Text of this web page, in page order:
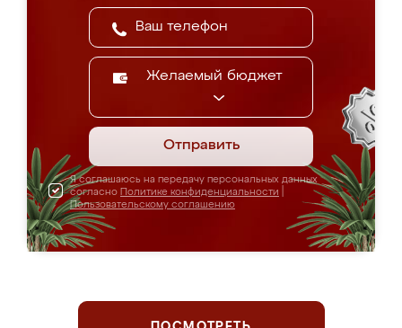
Желаемый бюджет
Отправить
Я соглашаюсь на передачу персональных данных
согласно Политике конфиденциальности
Пользовательскому соглашению